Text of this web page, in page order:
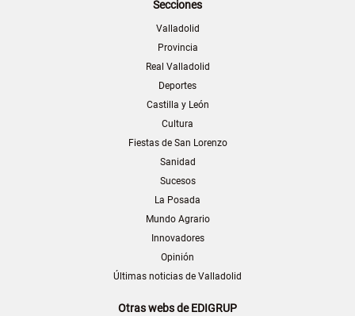
Secciones
Valladolid
Provincia
Real Valladolid
Deportes
Castilla y León
Cultura
Fiestas de San Lorenzo
Sanidad
Sucesos
La Posada
Mundo Agrario
Innovadores
Opinión
Últimas noticias de Valladolid
Otras webs de EDIGRUP